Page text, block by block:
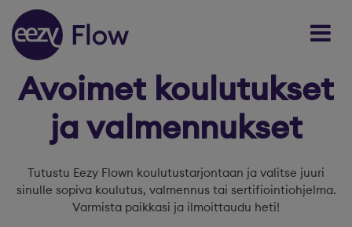
Skip to content
Avoimet koulutukset
ja valmennukset
Tutustu Eezy Flown koulutustarjontaan ja valitse juuri
sinulle sopiva koulutus, valmennus tai sertifiointiohjelma.
Varmista paikkasi ja ilmoittaudu heti!